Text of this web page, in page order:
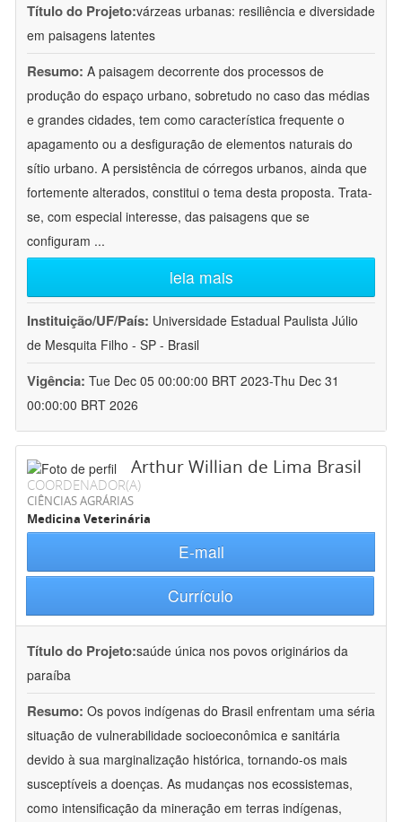
Título do Projeto:várzeas urbanas: resiliência e diversidade
em paisagens latentes
Resumo: A paisagem decorrente dos processos de
produção do espaço urbano, sobretudo no caso das médias
e grandes cidades, tem como característica frequente o
apagamento ou a desfiguração de elementos naturais do
sítio urbano. A persistência de córregos urbanos, ainda que
fortemente alterados, constitui o tema desta proposta. Trata-
se, com especial interesse, das paisagens que se
configuram ...
leia mais
Instituição/UF/País: Universidade Estadual Paulista Júlio
de Mesquita Filho - SP - Brasil
Vigência: Tue Dec 05 00:00:00 BRT 2023-Thu Dec 31
00:00:00 BRT 2026
Arthur Willian de Lima Brasil
COORDENADOR(A)
CIÊNCIAS AGRÁRIAS
Medicina Veterinária
E-mail
Currículo
Título do Projeto:saúde única nos povos originários da
paraíba
Resumo: Os povos indígenas do Brasil enfrentam uma séria
situação de vulnerabilidade socioeconômica e sanitária
devido à sua marginalização histórica, tornando-os mais
susceptíveis a doenças. As mudanças nos ecossistemas,
como intensificação da mineração em terras indígenas,